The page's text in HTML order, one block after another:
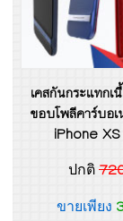
เคสกันกระแทกเ
ขอบโพลีคาร์บอ
iPhone
ปกติ
ขายเพียง